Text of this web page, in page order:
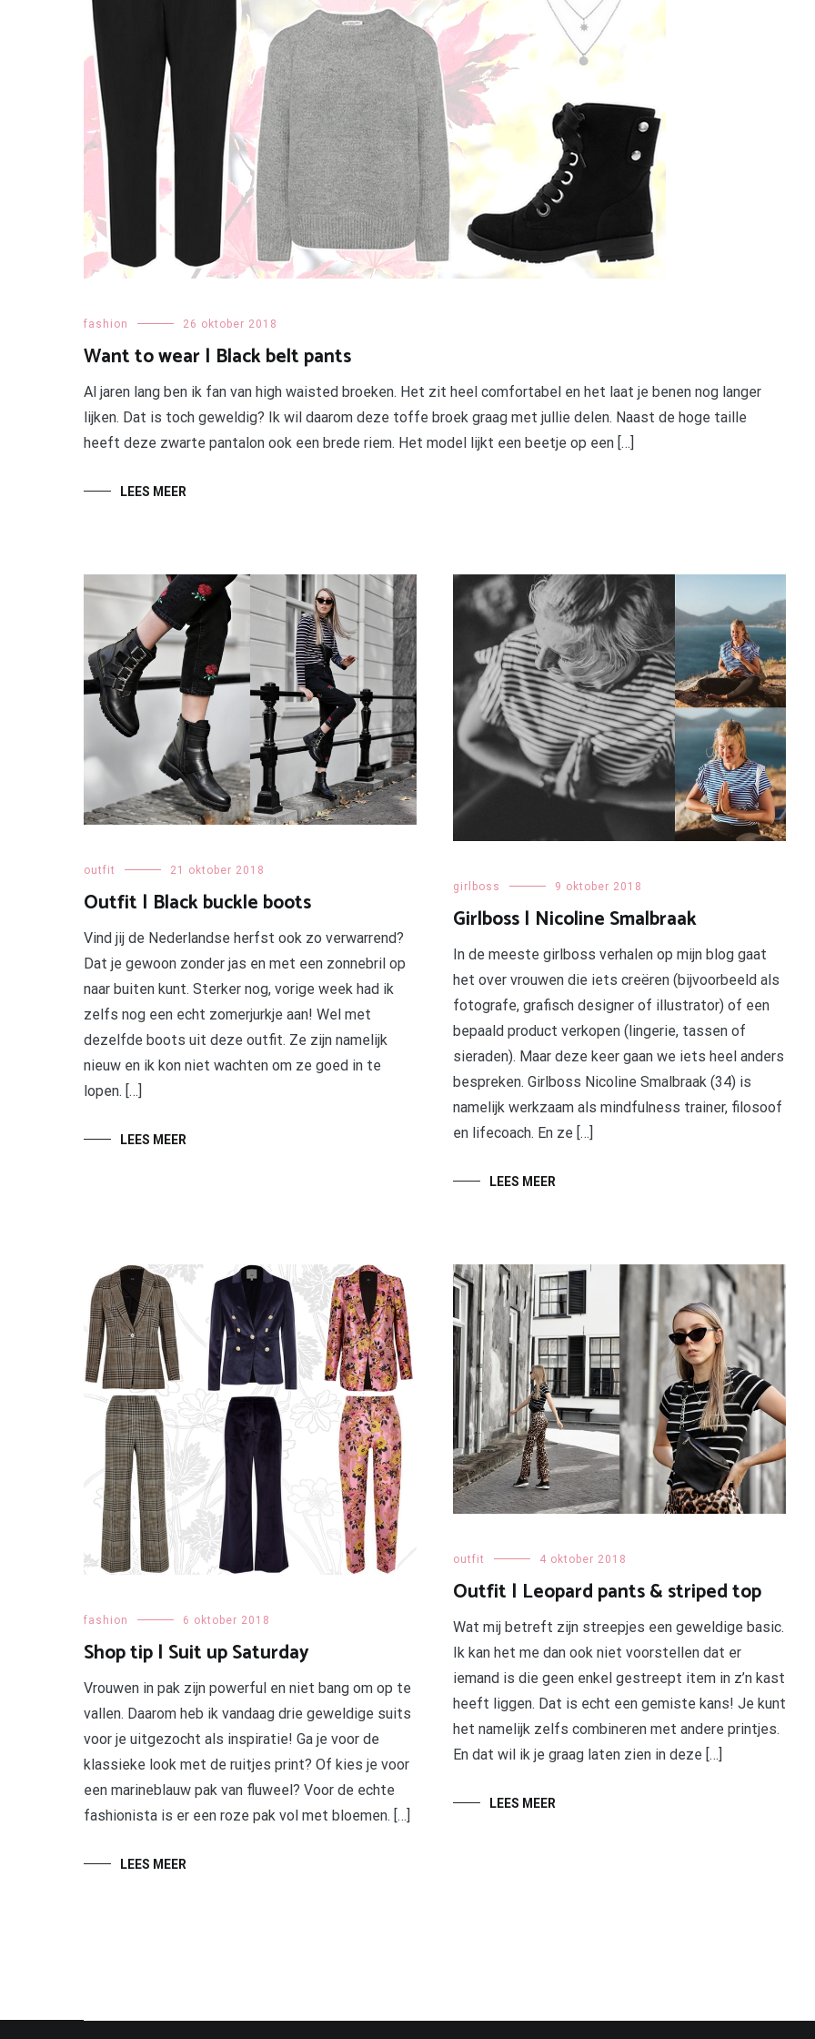
fashion 26 oktober 2018
Want to wear | Black belt pants
Al jaren lang ben ik fan van high waisted broeken. Het zit heel comfortabel en het laat je benen nog langer
lijken. Dat is toch geweldig? Ik wil daarom deze toffe broek graag met jullie delen. Naast de hoge taille
heeft deze zwarte pantalon ook een brede riem. Het model lijkt een beetje op een […]
LEES MEER
outfit 21 oktober 2018
Outfit | Black buckle boots
Vind jij de Nederlandse herfst ook zo verwarrend?
Dat je gewoon zonder jas en met een zonnebril op
naar buiten kunt. Sterker nog, vorige week had ik
zelfs nog een echt zomerjurkje aan! Wel met
dezelfde boots uit deze outfit. Ze zijn namelijk
nieuw en ik kon niet wachten om ze goed in te
lopen. […]
LEES MEER
girlboss 9 oktober 2018
Girlboss | Nicoline Smalbraak
In de meeste girlboss verhalen op mijn blog gaat
het over vrouwen die iets creëren (bijvoorbeeld als
fotografe, grafisch designer of illustrator) of een
bepaald product verkopen (lingerie, tassen of
sieraden). Maar deze keer gaan we iets heel anders
bespreken. Girlboss Nicoline Smalbraak (34) is
namelijk werkzaam als mindfulness trainer, filosoof
en lifecoach. En ze […]
LEES MEER
fashion 6 oktober 2018
Shop tip | Suit up Saturday
Vrouwen in pak zijn powerful en niet bang om op te
vallen. Daarom heb ik vandaag drie geweldige suits
voor je uitgezocht als inspiratie! Ga je voor de
klassieke look met de ruitjes print? Of kies je voor
een marineblauw pak van fluweel? Voor de echte
fashionista is er een roze pak vol met bloemen. […]
LEES MEER
outfit 4 oktober 2018
Outfit | Leopard pants & striped top
Wat mij betreft zijn streepjes een geweldige basic.
Ik kan het me dan ook niet voorstellen dat er
iemand is die geen enkel gestreept item in z’n kast
heeft liggen. Dat is echt een gemiste kans! Je kunt
het namelijk zelfs combineren met andere printjes.
En dat wil ik je graag laten zien in deze […]
LEES MEER